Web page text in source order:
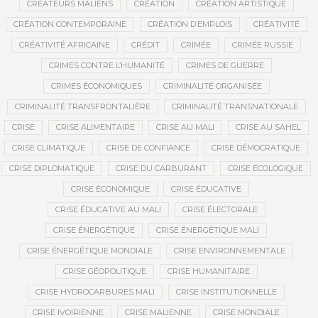
CRÉATEURS MALIENS CRÉATION CRÉATION ARTISTIQUE
CRÉATION CONTEMPORAINE CRÉATION D’EMPLOIS CRÉATIVITÉ
CRÉATIVITÉ AFRICAINE CRÉDIT CRIMÉE CRIMÉE RUSSIE
CRIMES CONTRE L’HUMANITÉ CRIMES DE GUERRE
CRIMES ÉCONOMIQUES CRIMINALITÉ ORGANISÉE
CRIMINALITÉ TRANSFRONTALIÈRE CRIMINALITÉ TRANSNATIONALE
CRISE CRISE ALIMENTAIRE CRISE AU MALI CRISE AU SAHEL
CRISE CLIMATIQUE CRISE DE CONFIANCE CRISE DÉMOCRATIQUE
CRISE DIPLOMATIQUE CRISE DU CARBURANT CRISE ÉCOLOGIQUE
CRISE ÉCONOMIQUE CRISE ÉDUCATIVE
CRISE ÉDUCATIVE AU MALI CRISE ÉLECTORALE
CRISE ÉNERGÉTIQUE CRISE ÉNERGÉTIQUE MALI
CRISE ÉNERGÉTIQUE MONDIALE CRISE ENVIRONNEMENTALE
CRISE GÉOPOLITIQUE CRISE HUMANITAIRE
CRISE HYDROCARBURES MALI CRISE INSTITUTIONNELLE
CRISE IVOIRIENNE CRISE MALIENNE CRISE MONDIALE